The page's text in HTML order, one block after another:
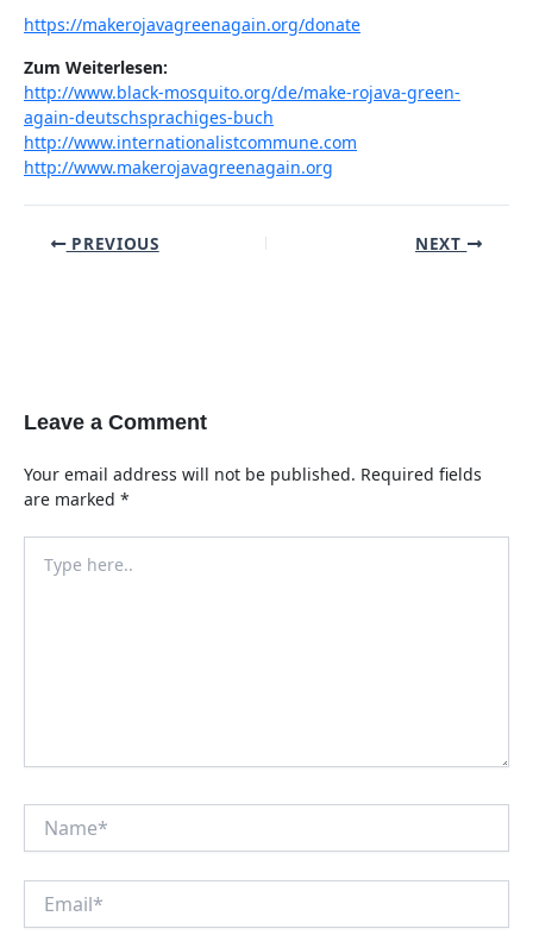
https://makerojavagreenagain.org/donate
Zum Weiterlesen:
http://www.black-mosquito.org/de/make-rojava-green-
again-deutschsprachiges-buch
http://www.internationalistcommune.com
http://www.makerojavagreenagain.org
Post PREVIOUS NEXT
Leave a Comment
Your email address will not be published. Required fields
are marked *
here..